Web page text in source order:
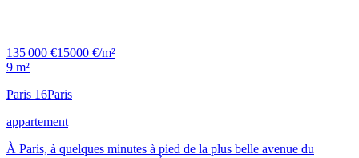
135 000 €15000 €/m²
9 m²
Paris 16Paris
appartement
À Paris, à quelques minutes à pied de la plus belle avenue du